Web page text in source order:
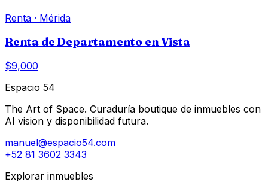
Renta · Mérida
Renta de Departamento en Vista
$9,000
Espacio 54
The Art of Space. Curaduría boutique de inmuebles con
AI vision y disponibilidad futura.
manuel@espacio54.com
+52 81 3602 3343
Explorar inmuebles